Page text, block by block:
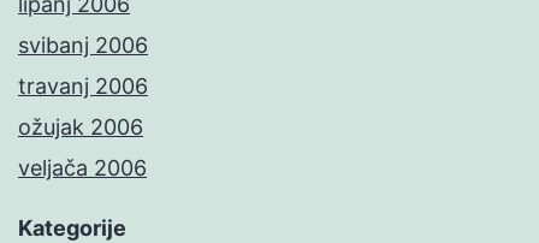
svibanj 2006
travanj 2006
ožujak 2006
veljača 2006
Kategorije